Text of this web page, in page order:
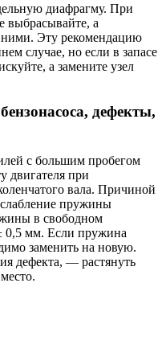
диафрагму. При
выбрасывайте, а
Эту рекомендацию
случае, но если в запасе
а замените узел
дефекты,
с большим пробегом
двигателя при
вала. Причиной
пружины
в свободном
0,5 мм. Если пружина
заменить на новую.
дефекта, — растянуть